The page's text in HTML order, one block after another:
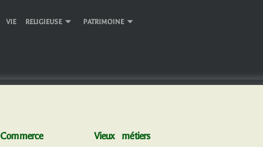
VIE RELIGIEUSE PATRIMOINE
Commerce Vieux métiers